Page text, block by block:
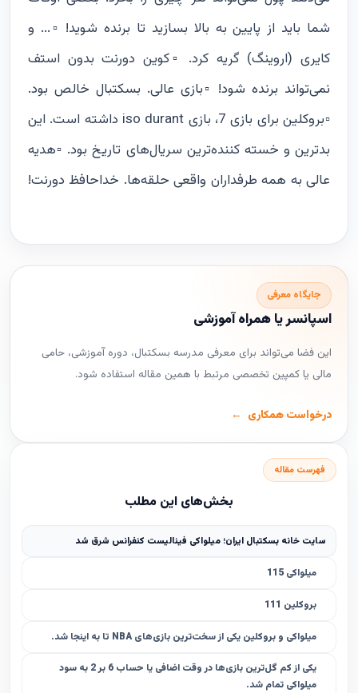
شما باید از پایین به بالا بسازید تا برنده شوید! ▫️... و
کایری (اروینگ) گریه کرد. ▫️کوین دورنت بدون استف
نمی‌تواند برنده شود! ▫️بازی عالی. بسکتبال خالص بود.
▫️بروکلین برای بازی 7، بازی iso durant داشته است. این
بدترین و خسته کننده‌ترین سریال‌های تاریخ بود. ▫️هدیه
عالی به همه طرفداران واقعی حلقه‌ها. خداحافظ دورنت!
جایگاه معرفی
اسپانسر یا همراه آموزشی
این فضا می‌تواند برای معرفی مدرسه بسکتبال، دوره آموزشی، حامی
مالی یا کمپین تخصصی مرتبط با همین مقاله استفاده شود.
درخواست همکاری
فهرست مقاله
بخش‌های این مطلب
سایت خانه بسکتبال ایران؛ میلواکی فینالیست کنفرانس شرق شد
میلواکی 115
بروکلین 111
میلواکی و بروکلین یکی از سخت‌ترین بازی‌های NBA تا به اینجا شد.
یکی از کم‌ گل‌ترین بازی‌ها در وقت اضافی یا حساب 6 بر 2 به سود
میلواکی تمام شد.